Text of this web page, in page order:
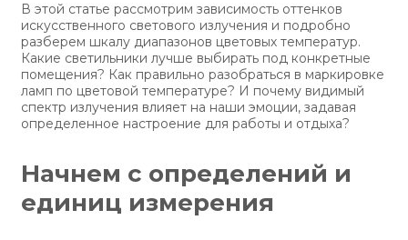
В этой статье рассмотрим зависимость оттенков
искусственного светового излучения и подробно
разберем шкалу диапазонов цветовых температур.
Какие светильники лучше выбирать под конкретные
помещения? Как правильно разобраться в маркировке
ламп по цветовой температуре? И почему видимый
спектр излучения влияет на наши эмоции, задавая
определенное настроение для работы и отдыха?
Начнем с определений и
единиц измерения